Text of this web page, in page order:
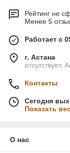
Рейтинг не
Менее 5
Работает с
г. Астана
отсутствует,
Контакты
Сегодня
Показать
О нас